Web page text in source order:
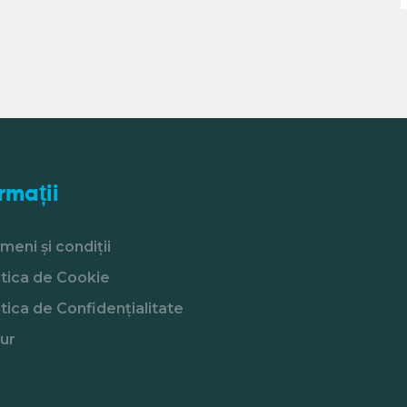
și condiții
de Cookie
de Confidențialitate